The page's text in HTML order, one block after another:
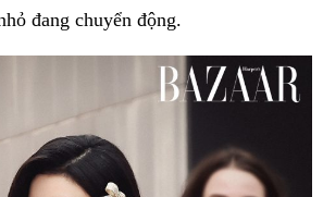
đang chuyển động.